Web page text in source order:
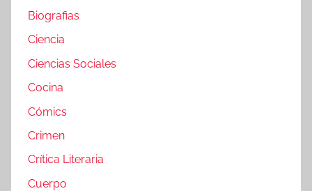
Biografias
Ciencia
Ciencias Sociales
Cocina
Cómics
Crimen
Crítica Literaria
Cuerpo